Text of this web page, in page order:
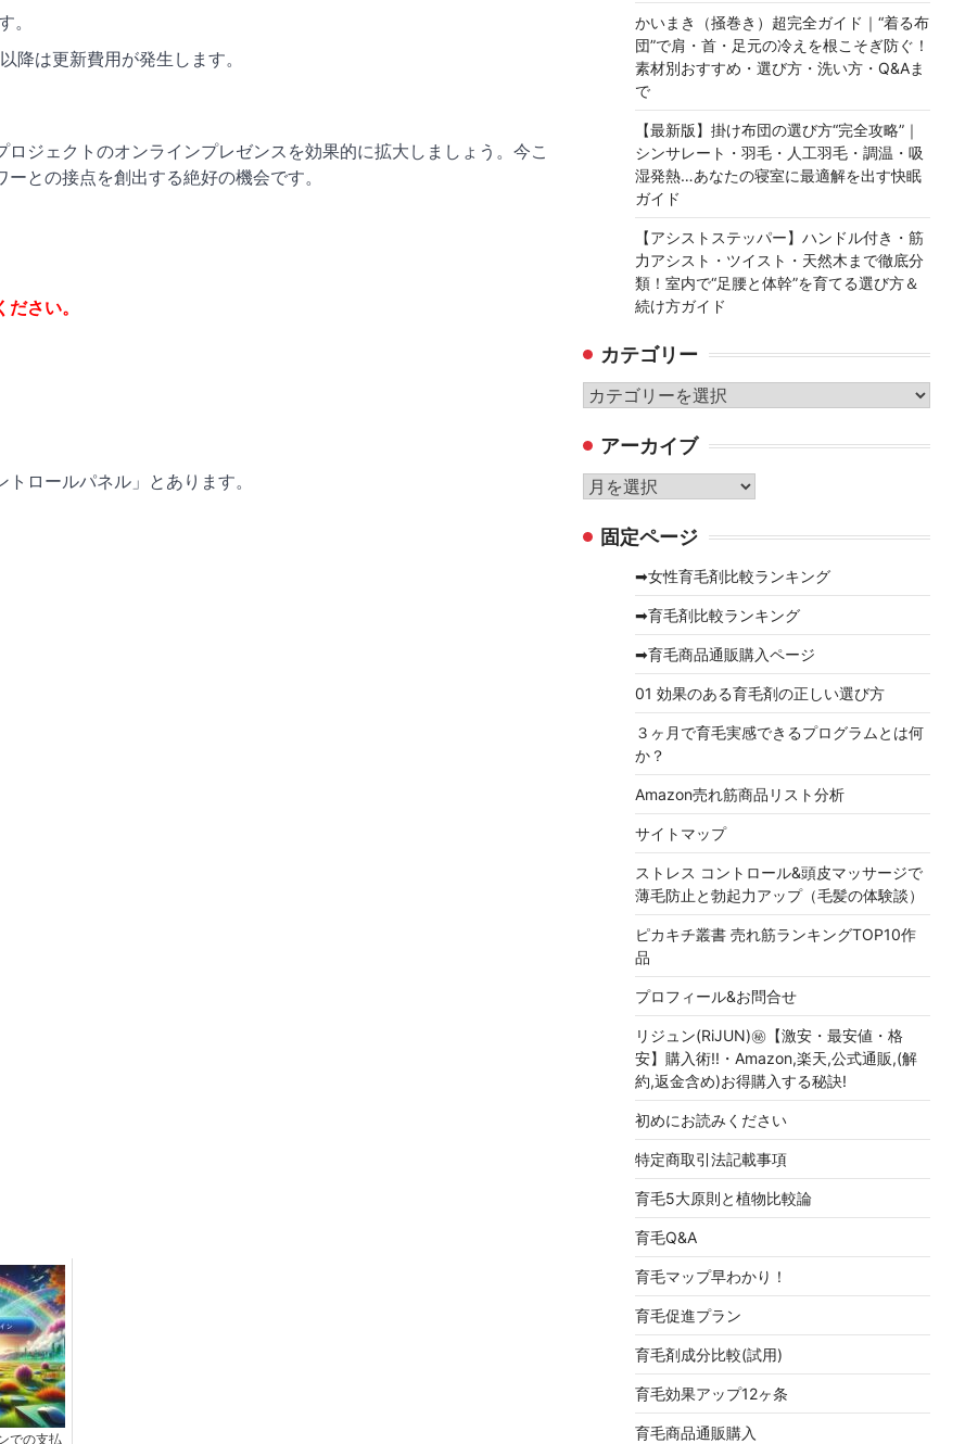
。
降は更新費用が発生します。
ジェクトのオンラインプレゼンスを効果的に拡大しましょう。今こ
との接点を創出する絶好の機会です。
さい。
ロールパネル」とあります。
での支払
かいまき（掻巻き）超完全ガイド｜“着る布
団”で肩・首・足元の冷えを根こそぎ防ぐ！
素材別おすすめ・選び方・洗い方・Q&Aま
で
【最新版】掛け布団の選び方“完全攻略”｜
シンサレート・羽毛・人工羽毛・調温・吸
湿発熱…あなたの寝室に最適解を出す快眠
ガイド
【アシストステッパー】ハンドル付き・筋
力アシスト・ツイスト・天然木まで徹底分
類！室内で“足腰と体幹”を育てる選び方＆
続け方ガイド
カテゴリー
カ
ゴ
リ
ー
アーカイブ
ア
カ 固定ページ
➡女性育毛剤比較ランキング
➡育毛剤比較ランキング
➡育毛商品通販購入ページ
01 効果のある育毛剤の正しい選び方
３ヶ月で育毛実感できるプログラムとは何
か？
Amazon売れ筋商品リスト分析
サイトマップ
ストレス コントロール&頭皮マッサージで
薄毛防止と勃起力アップ（毛髪の体験談）
ピカキチ叢書 売れ筋ランキングTOP10作
品
プロフィール&お問合せ
リジュン(RiJUN)㊙【激安・最安値・格
安】購入術!!・Amazon,楽天,公式通販,(解
約,返金含め)お得購入する秘訣!
初めにお読みください
特定商取引法記載事項
育毛5大原則と植物比較論
育毛Q&A
育毛マップ早わかり！
育毛促進プラン
育毛剤成分比較(試用)
育毛効果アップ12ヶ条
育毛商品通販購入